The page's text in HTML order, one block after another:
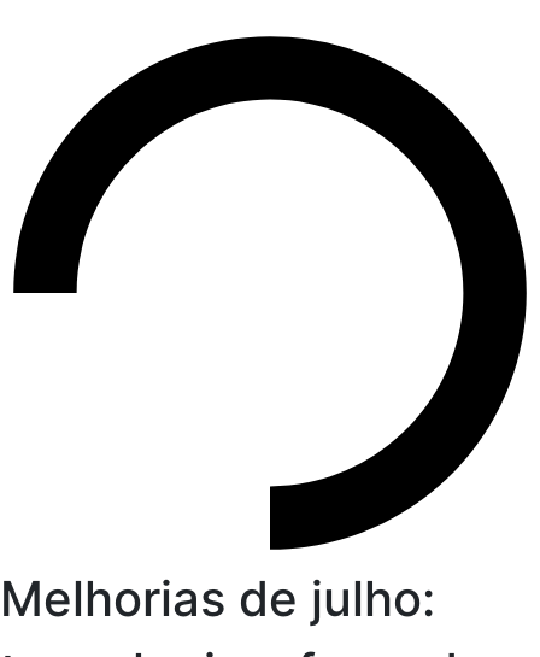
Melhorias de julho: